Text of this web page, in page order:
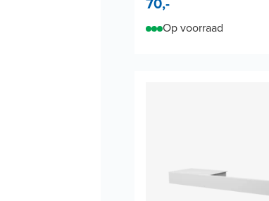
Op voorraad